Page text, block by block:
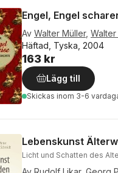
Engel, Engel
Av Walter Müller,
Häftad, Tyska, 2004
163 kr
Lägg till
Skickas inom 3-6
Lebenskunst
Licht und Schatten des